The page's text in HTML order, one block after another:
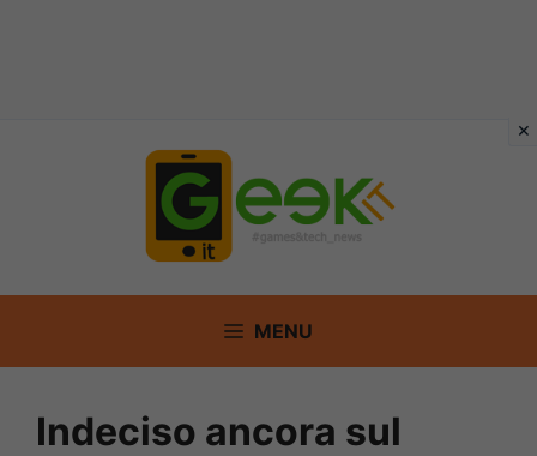
MENU
Indeciso ancora sul